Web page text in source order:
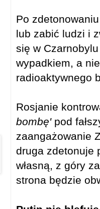
Po
lub zabić ludzi i
się w
wypadkiem, a
radioaktywnego
Rosjanie
bombę'pod
zaangażowanie
druga zdetonuje
własną, z góry
strona będzie